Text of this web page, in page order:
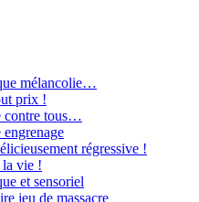
mélancolie…
prix !
contre tous…
régressive !
la vie !
et sensoriel
jeu de massacre